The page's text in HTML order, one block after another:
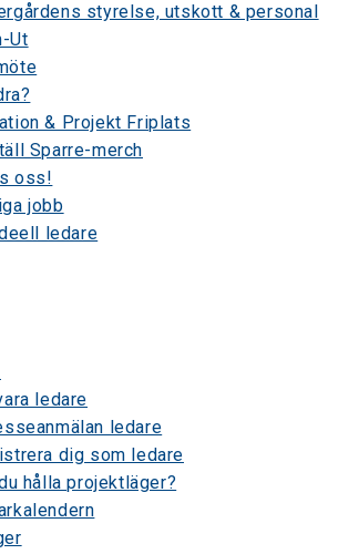
styrelse, utskott & personal
Ut
& Projekt Friplats
Sparre-merch
oss!
jobb
ledare
ledare
ledare
dig som ledare
hålla projektläger?